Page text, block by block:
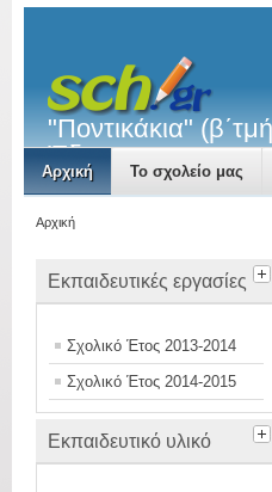
"Ποντικάκια"
Έδεσσας
Αρχική Το σχολείο μας
Αρχική
Εκπαιδευτικές εργασίες
Σχολικό Έτος 2013-2014
Σχολικό Έτος 2014-2015
Εκπαιδευτικό υλικό